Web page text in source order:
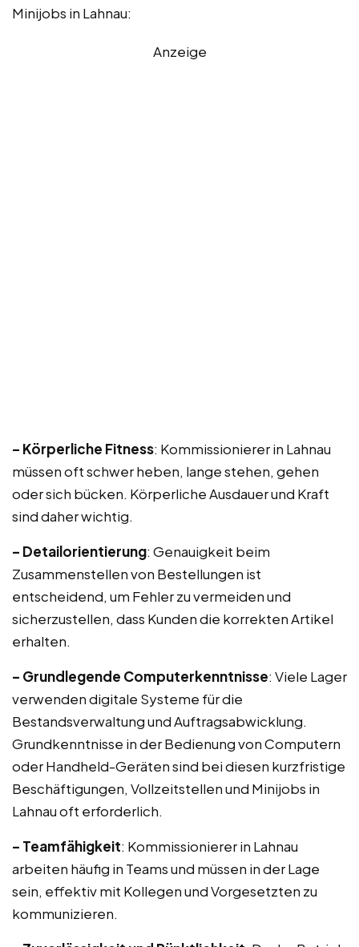
Minijobs in Lahnau:
Anzeige
– Körperliche Fitness: Kommissionierer in Lahnau
müssen oft schwer heben, lange stehen, gehen
oder sich bücken. Körperliche Ausdauer und Kraft
sind daher wichtig.
– Detailorientierung: Genauigkeit beim
Zusammenstellen von Bestellungen ist
entscheidend, um Fehler zu vermeiden und
sicherzustellen, dass Kunden die korrekten Artikel
erhalten.
– Grundlegende Computerkenntnisse: Viele Lager
verwenden digitale Systeme für die
Bestandsverwaltung und Auftragsabwicklung.
Grundkenntnisse in der Bedienung von Computern
oder Handheld-Geräten sind bei diesen kurzfristige
Beschäftigungen, Vollzeitstellen und Minijobs in
Lahnau oft erforderlich.
– Teamfähigkeit: Kommissionierer in Lahnau
arbeiten häufig in Teams und müssen in der Lage
sein, effektiv mit Kollegen und Vorgesetzten zu
kommunizieren.